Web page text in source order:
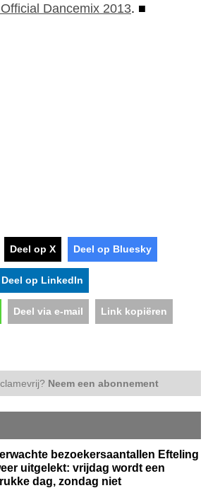
Dancemix 2013. ■
Deel op X Deel op Bluesky
Deel op LinkedIn
Deel via e-mail Link kopiëren
Neem een abonnement
bezoekersaantallen Efteling
uitgelekt: vrijdag wordt een
dag, zondag niet